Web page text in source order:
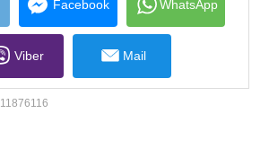
contentsFacebook WhatsApp
Viber Mail
11876116